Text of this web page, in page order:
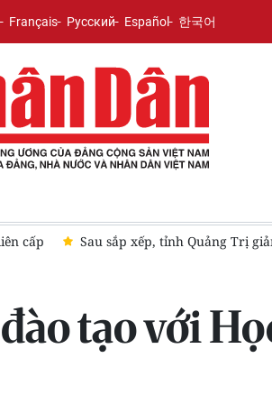
Français Русский Español 한국어
Hà Nội bắt đầu tiếp nhận đăng ký
tạo với